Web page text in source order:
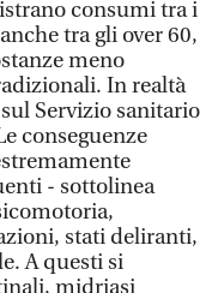
consumi tra i
tra gli over 60,
meno
In realtà
Servizio sanitario
conseguenze
- sottolinea
stati deliranti,
A questi si
midriasi